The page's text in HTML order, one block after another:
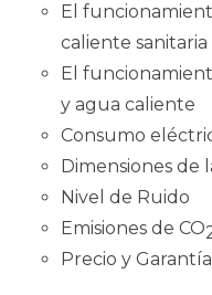
El
caliente sanitaria
El
y agua caliente
Consumo
Dimensiones de
Nivel de Ruido
Emisiones de CO
Precio y